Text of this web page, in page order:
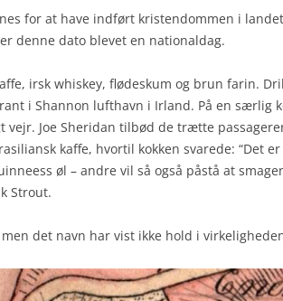
for at have indført kristendommen i
denne dato blevet en nationaldag.
irsk whiskey, flødeskum og brun farin.
i Shannon lufthavn i Irland. På en særlig
vejr. Joe Sheridan tilbød de trætte
kaffe, hvortil kokken svarede: “Det
øl – andre vil så også påstå at
Strout.
det navn har vist ikke hold i